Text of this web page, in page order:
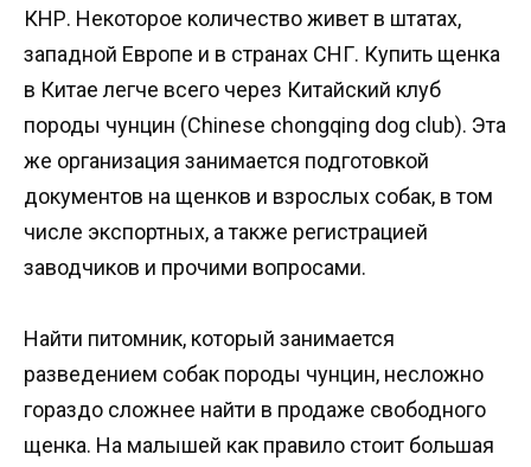
КНР. Некоторое количество живет в штатах,
западной Европе и в странах СНГ. Купить щенка
в Китае легче всего через Китайский клуб
породы чунцин (Chinese chongqing dog club). Эта
же организация занимается подготовкой
документов на щенков и взрослых собак, в том
числе экспортных, а также регистрацией
заводчиков и прочими вопросами.
Найти питомник, который занимается
разведением собак породы чунцин, несложно
гораздо сложнее найти в продаже свободного
щенка. На малышей как правило стоит большая